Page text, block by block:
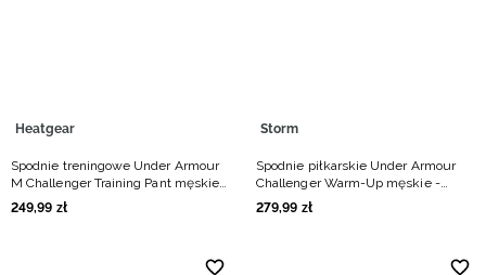
Heatgear
Spodnie treningowe Under Armour
M Challenger Training Pant męskie -
czarne
249,99 zł
Storm
Spodnie piłkarskie Under Armour
Challenger Warm-Up męskie -
granatowe
279,99 zł